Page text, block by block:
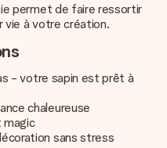
permet de faire ressortir
vie à votre création.
- votre sapin est prêt à
chaleureuse
sans stress